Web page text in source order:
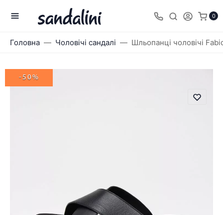
0
Головна Чоловічі сандалі Шльопанці чоловічі
-50%